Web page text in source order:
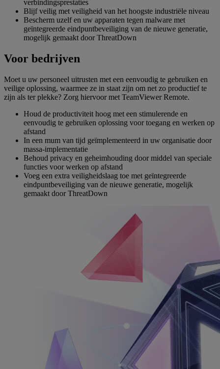
verbindingsprestaties
Blijf veilig met veiligheid van het hoogste industriële niveau
Bescherm uzelf en uw apparaten tegen malware met
geïntegreerde eindpuntbeveiliging van de nieuwe generatie,
mogelijk gemaakt door ThreatDown
Voor bedrijven
Moet u uw personeel uitrusten met een eenvoudig te gebruiken en
veilige oplossing, waarmee ze in staat zijn om net zo productief te
zijn als ter plekke? Zorg hiervoor met TeamViewer Remote.
Houd de productiviteit hoog met een stimulerende en
eenvoudig te gebruiken oplossing voor toegang en werken op
afstand
In een mum van tijd geïmplementeerd in uw organisatie door
massa-implementatie
Behoud privacy en geheimhouding door middel van speciale
functies voor werken op afstand
Voeg een extra veiligheidslaag toe met geïntegreerde
eindpuntbeveiliging van de nieuwe generatie, mogelijk
gemaakt door ThreatDown